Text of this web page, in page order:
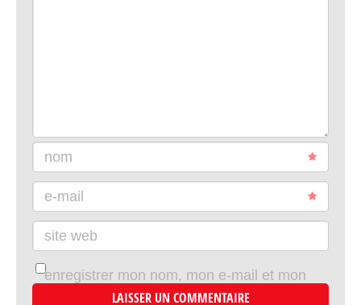
nom
e-mail
site web
enregistrer mon nom, mon e-mail et mon
site dans le navigateur pour mon prochain